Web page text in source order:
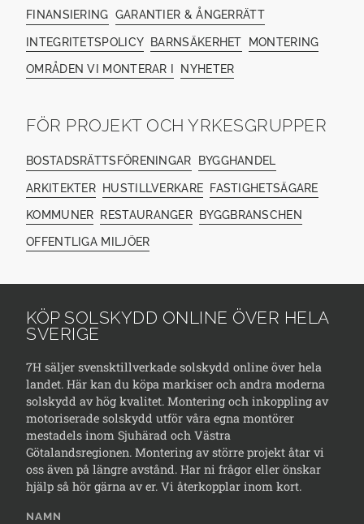
FINANSIERING GARANTIER & ÅNGERRÄTT
INTEGRITETSPOLICY BARNSÄKERHET MONTERING
OMRÅDEN VI MONTERAR I NYHETER
FÖR PROJEKT OCH YRKESGRUPPER
BOSTADSRÄTTSFÖRENINGAR BYGGHANDEL
ARKITEKTER HUSTILLVERKARE FASTIGHETSÄGARE
KOMMUNER RESTAURANGER BYGGBRANSCHEN
OFFENTLIGA MILJÖER
KÖP SOLSKYDD ONLINE ÖVER HELA
SVERIGE
7H säljer svensktillverkade solskydd online över hela
landet. Här kan du köpa markiser och andra moderna
solskydd av hög kvalitet. Montering och inkoppling av
motoriserade solskydd utför våra egna montörer
mestadels inom Sjuhärad och Västra
Götalandsregionen. Montering av större projekt åtar vi
oss även på längre avstånd. Har ni frågor eller önskar
hjälp så hör gärna av er. Vi återkopplar inom kort.
NAMN